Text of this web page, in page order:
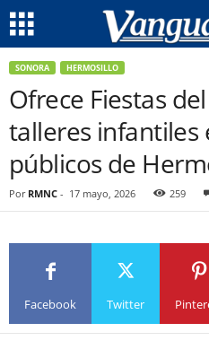
SONORA HERMOSILLO
Ofrece Fiestas
talleres infantiles
públicos de
Por RMNC - 17 mayo, 2026 259
Facebook Twitter